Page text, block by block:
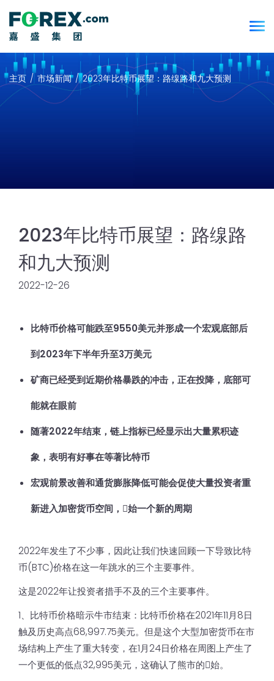
主页 市场新闻 2023年比特币展望：路缐路和九大预测
2023年比特币展望：路缐路
和九大预测
2022-12-26
比特币价格可能跌至9550美元并形成一个宏观底部后
到2023年下半年升至3万美元
矿商已经受到近期价格暴跌的冲击，正在投降，底部可
能就在眼前
随著2022年结束，链上指标已经显示出大量累积迹
象，表明有好事在等著比特币
宏观前景改善和通货膨胀降低可能会促使大量投资者重
新进入加密货币空间，𫔭始一个新的周期
2022年发生了不少事，因此让我们快速回顾一下导致比特
币(BTC)价格在这一年跳水的三个主要事件。
这是2022年让投资者措手不及的三个主要事件。
1、比特币价格暗示牛市结束：比特币价格在2021年11月8日
触及历史高点68,997.75美元。但是这个大型加密货币在市
场结构上产生了重大转变，在1月24日价格在周图上产生了
一个更低的低点32,995美元，这确认了熊市的𫔭始。